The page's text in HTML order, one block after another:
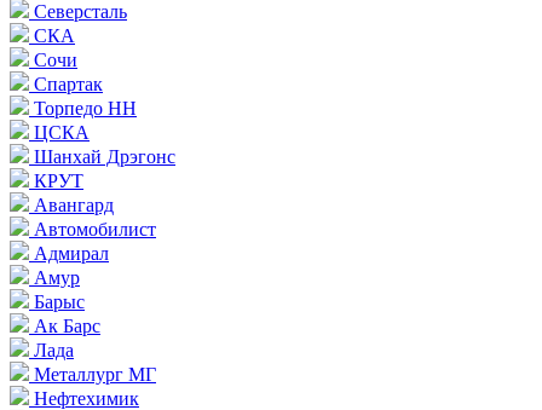
Северсталь
СКА
Сочи
Спартак
Торпедо НН
ЦСКА
Шанхай Дрэгонс
КРУТ
Авангард
Автомобилист
Адмирал
Амур
Барыс
Ак Барс
Лада
Металлург МГ
Нефтехимик